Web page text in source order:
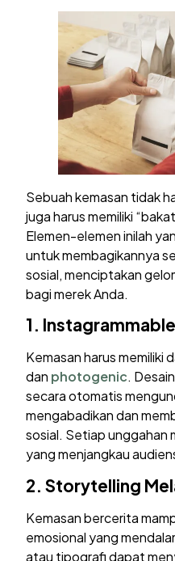
Sebuah kemasan tidak
juga harus memiliki
Elemen-elemen inilah
untuk membagikannya
sosial, menciptakan
bagi merek Anda.
1.
Kemasan harus memiliki
dan photogenic.
secara otomatis
mengabadikan dan
sosial. Setiap unggahan
yang menjangkau
2.Storytelling
Kemasan bercerita
emosional yang
atau tipografi dapat